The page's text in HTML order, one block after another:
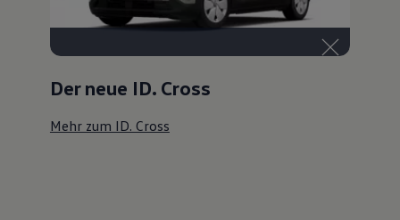
Der neue ID. Cross
Mehr zum ID. Cross